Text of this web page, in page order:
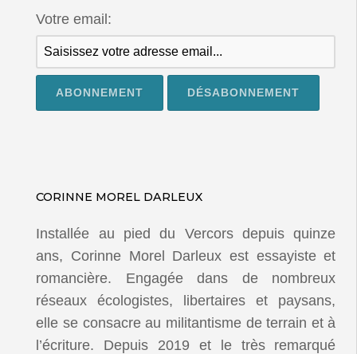
Votre email:
CORINNE MOREL DARLEUX
Installée au pied du Vercors depuis quinze
ans, Corinne Morel Darleux est essayiste et
romancière. Engagée dans de nombreux
réseaux écologistes, libertaires et paysans,
elle se consacre au militantisme de terrain et à
l’écriture. Depuis 2019 et le très remarqué